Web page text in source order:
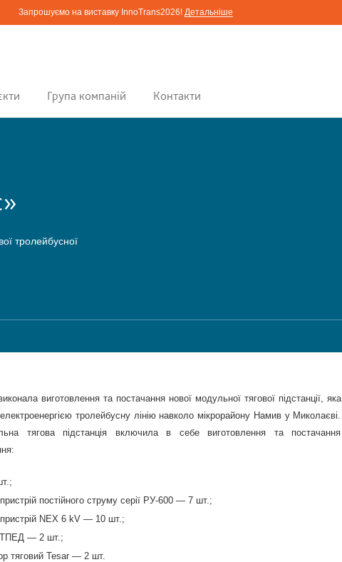
Запрошуємо на виставку InnoTrans2026! Детальніше
Група компаній Контакти
тролейбусної
виготовлення та постачання нової модульної тягової підстанції, яка
тролейбусну лінію навколо мікрорайону Намив у Миколаєві.
тягова підстанція включила в себе виготовлення та постачання
постійного струму серії РУ-600 — 7 шт.;
пристрій NEX 6 kV — 10 шт.;
ТПЕД — 2 шт.;
тяговий Tesar — 2 шт.